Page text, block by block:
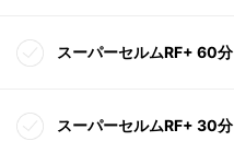
スーパーセルムRF+ 60分
スーパーセルムRF+ 30分